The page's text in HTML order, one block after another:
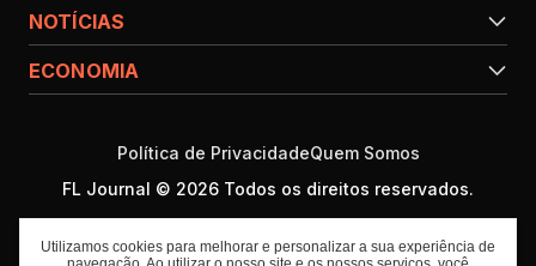
NOTÍCIAS
ECONOMIA
FL Journal © 2026 Todos os direitos reservados.
Política de PrivacidadeQuem Somos
Utilizamos cookies para melhorar e personalizar a sua experiência de